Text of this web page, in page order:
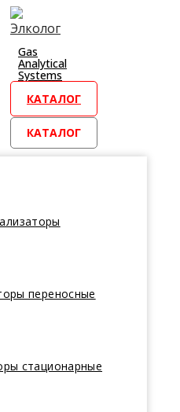
Перейти
к
контенту
Gas
Analytical
Systems
КАТАЛОГ
КАТАЛОГ
переносные
стационарные